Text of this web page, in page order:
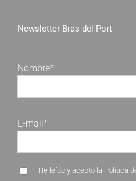
Newsletter Bras del Port
Nombre*
E-mail*
He leído y acepto la Política